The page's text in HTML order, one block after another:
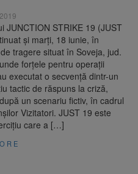
JUNCTION STRIKE 19 (JUST
şi marţi, 18 iunie, în
tragere situat în Soveja, jud.
forţele pentru operaţii
executat o secvenţă dintr-un
tactic de răspuns la criză,
un scenariu fictiv, în cadrul
Vizitatori. JUST 19 este
care a […]